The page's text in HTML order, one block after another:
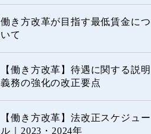
働き方改革が目指す最低賃金につ
いて
【働き方改革】待遇に関する説明
義務の強化の改正要点
【働き方改革】法改正スケジュー
ル｜2023・2024年